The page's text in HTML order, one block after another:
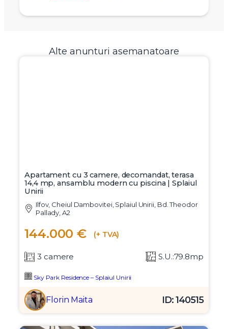
Alte anunturi asemanatoare
Apartament cu 3 camere, decomandat, terasa
14,4 mp, ansamblu modern cu piscina | Splaiul
Unirii
Ilfov, Cheiul Dambovitei, Splaiul Unirii, Bd. Theodor
Pallady, A2
144.000 € (+ TVA)
3 camere S.U.:79.8mp
Sky Park Residence – Splaiul Unirii
Florin Maita ID: 140515